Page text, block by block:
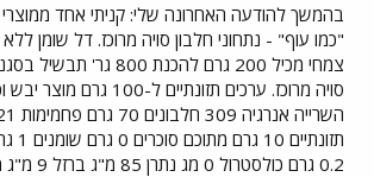
בהמשך להודעה האחרונה שלי: קניתי אחד
"כמו עוף" - נתחוני חלבון סויה מרוכז. דל שומן
צמחי מכיל 200 גרם להכנת